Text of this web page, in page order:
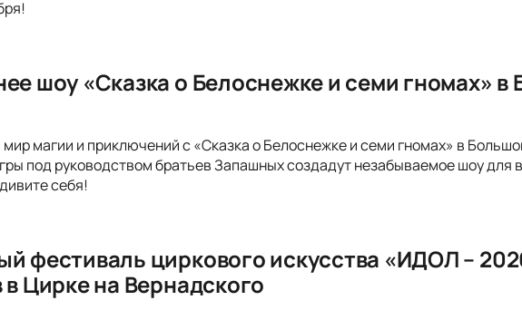
шоу «Сказка о Белоснежке и семи гномах»
мир магии и приключений с «Сказка о Белоснежке и семи гномах» в
под руководством братьев Запашных создадут незабываемое шоу для
себя!
фестиваль циркового искусства «ИДОЛ –
в Цирке на Вернадского